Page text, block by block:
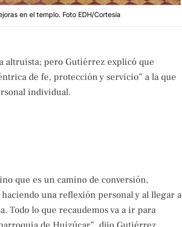
en el templo. Foto EDH/Cortesía
altruista; pero Gutiérrez explicó que
de fe, protección y servicio” a la que
individual.
que es un camino de conversión,
una reflexión personal y al llegar a
Todo lo que recaudemos va a ir para